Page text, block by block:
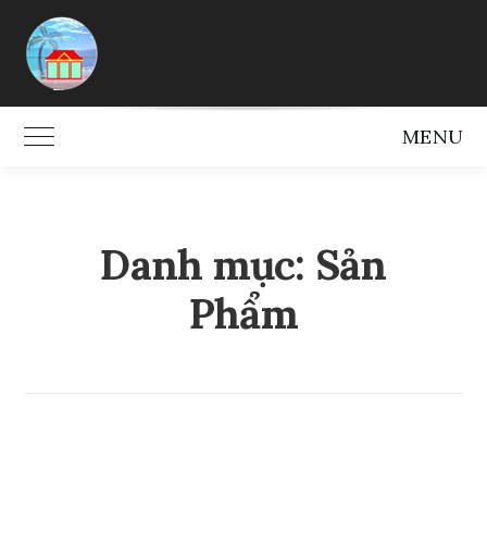
content
Toggle Main Menu MENU
Danh mục: Sản
Phẩm